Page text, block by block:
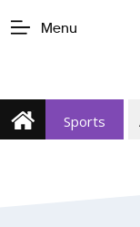
Menu
Sports